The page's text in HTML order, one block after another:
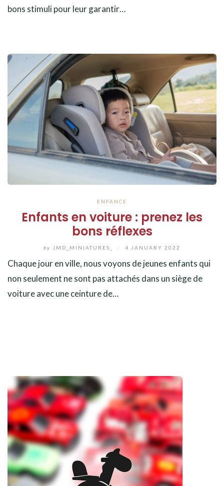
bons stimuli pour leur garantir…
ENFANCE
Enfants en voiture : prenez les
bons réflexes
by JMD_MINIATURES_ 4 JANUARY 2022
Chaque jour en ville, nous voyons de jeunes enfants qui
non seulement ne sont pas attachés dans un siège de
voiture avec une ceinture de…